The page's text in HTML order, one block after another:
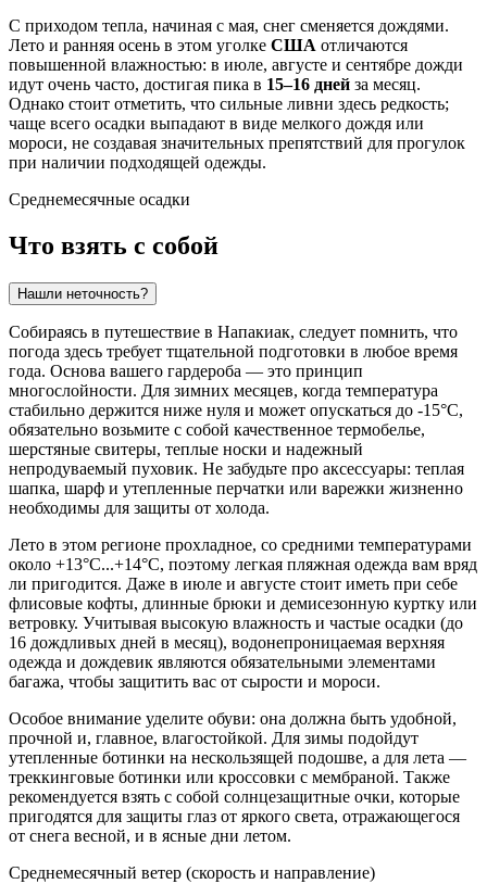
С приходом тепла, начиная с мая, снег сменяется дождями.
Лето и ранняя осень в этом уголке США отличаются
повышенной влажностью: в июле, августе и сентябре дожди
идут очень часто, достигая пика в 15–16 дней за месяц.
Однако стоит отметить, что сильные ливни здесь редкость;
чаще всего осадки выпадают в виде мелкого дождя или
мороси, не создавая значительных препятствий для прогулок
при наличии подходящей одежды.
Среднемесячные осадки
Что взять с собой
Нашли неточность?
Собираясь в путешествие в Напакиак, следует помнить, что
погода здесь требует тщательной подготовки в любое время
года. Основа вашего гардероба — это принцип
многослойности. Для зимних месяцев, когда температура
стабильно держится ниже нуля и может опускаться до -15°C,
обязательно возьмите с собой качественное термобелье,
шерстяные свитеры, теплые носки и надежный
непродуваемый пуховик. Не забудьте про аксессуары: теплая
шапка, шарф и утепленные перчатки или варежки жизненно
необходимы для защиты от холода.
Лето в этом регионе прохладное, со средними температурами
около +13°C...+14°C, поэтому легкая пляжная одежда вам вряд
ли пригодится. Даже в июле и августе стоит иметь при себе
флисовые кофты, длинные брюки и демисезонную куртку или
ветровку. Учитывая высокую влажность и частые осадки (до
16 дождливых дней в месяц), водонепроницаемая верхняя
одежда и дождевик являются обязательными элементами
багажа, чтобы защитить вас от сырости и мороси.
Особое внимание уделите обуви: она должна быть удобной,
прочной и, главное, влагостойкой. Для зимы подойдут
утепленные ботинки на нескользящей подошве, а для лета —
треккинговые ботинки или кроссовки с мембраной. Также
рекомендуется взять с собой солнцезащитные очки, которые
пригодятся для защиты глаз от яркого света, отражающегося
от снега весной, и в ясные дни летом.
Среднемесячный ветер (скорость и направление)